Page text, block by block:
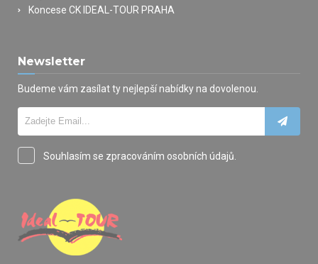
Koncese CK IDEAL-TOUR PRAHA
Newsletter
Budeme vám zasílat ty nejlepší nabídky na dovolenou.
Souhlasím se zpracováním osobních údajů.